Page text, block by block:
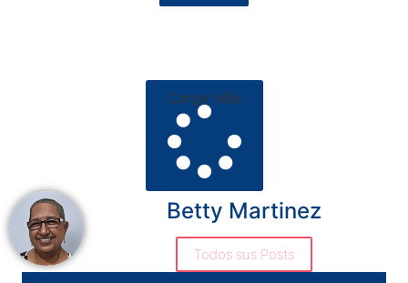
Cargar Más
Betty Martinez
Todos sus Posts